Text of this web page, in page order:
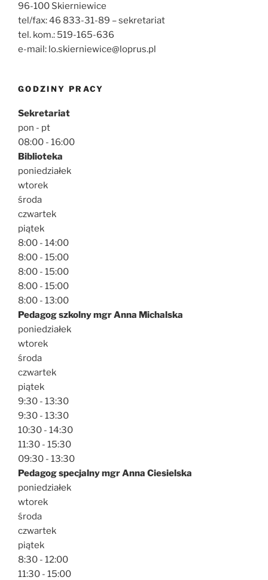
96-100 Skierniewice
tel/fax: 46 833-31-89 – sekretariat
tel. kom.: 519-165-636
e-mail: lo.skierniewice@loprus.pl
GODZINY PRACY
Sekretariat
pon - pt
08:00 - 16:00
Biblioteka
poniedziałek
wtorek
środa
czwartek
piątek
8:00 - 14:00
8:00 - 15:00
8:00 - 15:00
8:00 - 15:00
8:00 - 13:00
Pedagog szkolny mgr Anna Michalska
poniedziałek
wtorek
środa
czwartek
piątek
9:30 - 13:30
9:30 - 13:30
10:30 - 14:30
11:30 - 15:30
09:30 - 13:30
Pedagog specjalny mgr Anna Ciesielska
poniedziałek
wtorek
środa
czwartek
piątek
8:30 - 12:00
11:30 - 15:00